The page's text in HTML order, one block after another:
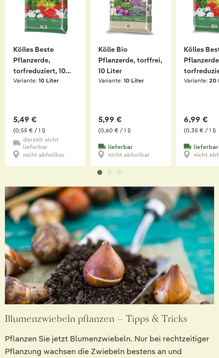
Kölles Beste
Pflanzerde,
torfreduziert, 10
Liter
Variante: 10 Liter
(0,55 € / 1 l)
5,49 €
derzeit nicht
lieferbar
nicht abholbar
Kölle Bio
Pflanzerde, torffrei,
10 Liter
Variante:10 Liter
(0,60 € / 1 l)
5,99 €
lieferbar
nicht abholbar
Kölles
Liter
Variante: 20
(0,35 € / 1 l)
6,99 €
lieferbar
nicht
Blumenzwiebeln pflanzen – Tipps & Tricks
Pflanzen Sie jetzt Blumenzwiebeln. Nur bei rechtzeitiger
Pflanzung wachsen die Zwiebeln bestens an und